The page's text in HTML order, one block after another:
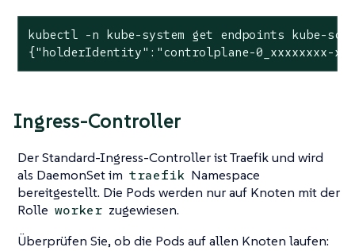
kubectl -n kube-system get endpoints kube-
{"holderIdentity":"controlplane-0_xxxxxxxx-
Ingress-Controller
Der Standard-Ingress-Controller ist Traefik und wird
als DaemonSet im traefik Namespace
bereitgestellt. Die Pods werden nur auf Knoten mit der
Rolle worker zugewiesen.
Überprüfen Sie, ob die Pods auf allen Knoten laufen: